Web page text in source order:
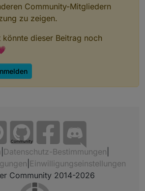
Community-Mitgliedern
zu zeigen.
könnte dieser Beitrag noch
Community
Datenschutz-Bestimmungen
Einwilligungseinstellungen
Community 2014-2026